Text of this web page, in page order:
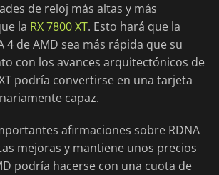
de reloj más altas y más
la RX 7800 XT. Esto hará que la
4 de AMD sea más rápida que su
con los avances arquitectónicos de
podría convertirse en una tarjeta
capaz.
afirmaciones sobre RDNA
mejoras y mantiene unos precios
podría hacerse con una cuota de